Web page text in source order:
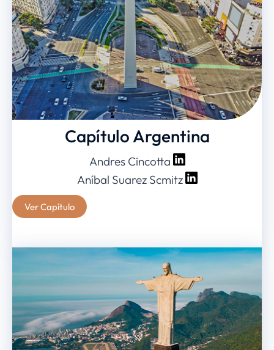
Capítulo Argentina
Andres Cincotta
Aníbal Suarez Scmitz
Ver Capítulo